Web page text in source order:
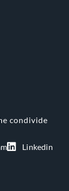
condivide
Linkedin